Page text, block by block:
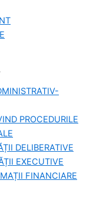
PROCEDURILE
DELIBERATIVE
EXECUTIVE
FINANCIARE